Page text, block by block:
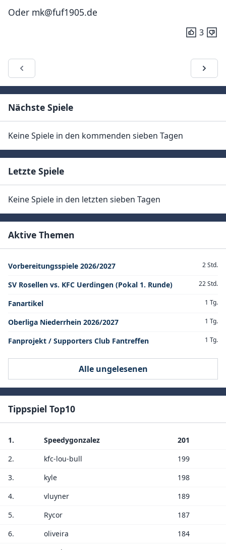
Oder mk@fuf1905.de
3
Nächste Spiele
Keine Spiele in den kommenden sieben Tagen
Letzte Spiele
Keine Spiele in den letzten sieben Tagen
Aktive Themen
Vorbereitungsspiele 2026/2027 2 Std.
SV Rosellen vs. KFC Uerdingen (Pokal 1. Runde) 22 Std.
Fanartikel 1 Tg.
Oberliga Niederrhein 2026/2027 1 Tg.
Fanprojekt / Supporters Club Fantreffen 1 Tg.
Alle ungelesenen
Tippspiel Top10
1. Speedygonzalez
201
2.
kfc-lou-bull
199
3.
kyle
198
4.
vluyner
189
5.
Rycor
187
6.
oliveira
184